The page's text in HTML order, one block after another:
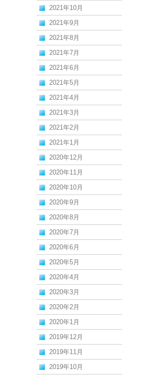
2021年10月
2021年9月
2021年8月
2021年7月
2021年6月
2021年5月
2021年4月
2021年3月
2021年2月
2021年1月
2020年12月
2020年11月
2020年10月
2020年9月
2020年8月
2020年7月
2020年6月
2020年5月
2020年4月
2020年3月
2020年2月
2020年1月
2019年12月
2019年11月
2019年10月